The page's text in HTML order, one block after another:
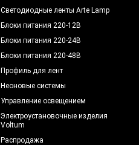
Светодиодные ленты Arte Lamp
Блоки питания 220-12В
Блоки питания 220-24В
Блоки питания 220-48В
Профиль для лент
Неоновые системы
Управление освещением
Электроустановочные изделия
Voltum
Распродажа